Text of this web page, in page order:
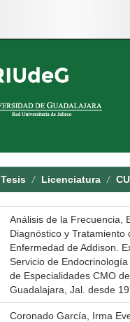
Tesis Licenciatura
Análisis de la Frecuencia,
Diagnóstico y Tratamiento
Enfermedad de Addison.
Servicio de
de Especialidades CMO
Guadalajara, Jal. desde
Coronado García, Irma